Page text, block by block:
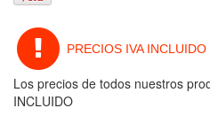
PRECIOS IVA INCLUIDO
Los precios de todos nuestros
INCLUIDO